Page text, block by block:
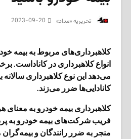
‌ تحریریه «مداد» 2023-09-20
کلاهبرداری‌های مربوط به بیمه
انواع کلاهبرداری در کاناداست.
کانادایی‌ها ضرر می‌زند.
کلاهبرداری بیمه خودرو به
فریب شرکت‌های بیمه خودرو به
منجر به ضرر رانندگان و